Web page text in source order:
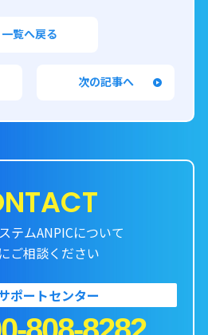
一覧へ戻る
次の記事へ
テムANPICについて
ご相談ください
ポートセンター